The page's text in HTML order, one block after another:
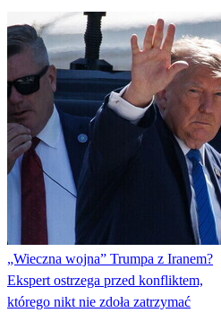
„Wieczna wojna” Trumpa z Iranem?
Ekspert ostrzega przed konfliktem,
którego nikt nie zdoła zatrzymać